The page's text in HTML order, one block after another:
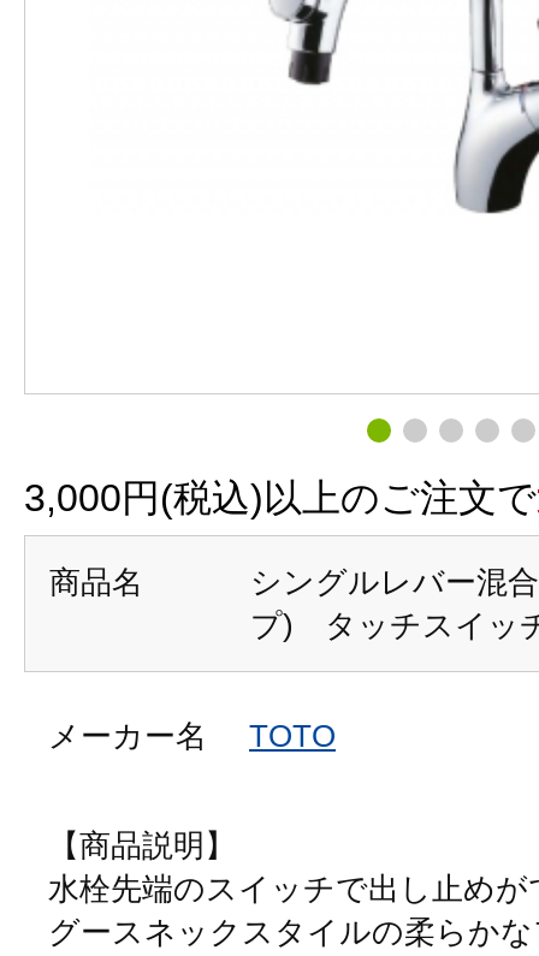
3,000円(税込)以上のご注文で
商品名
シングルレバー混
プ) タッチスイッ
メーカー名 TOTO
【商品説明】
水栓先端のスイッチで出し止め
グースネックスタイルの柔らか